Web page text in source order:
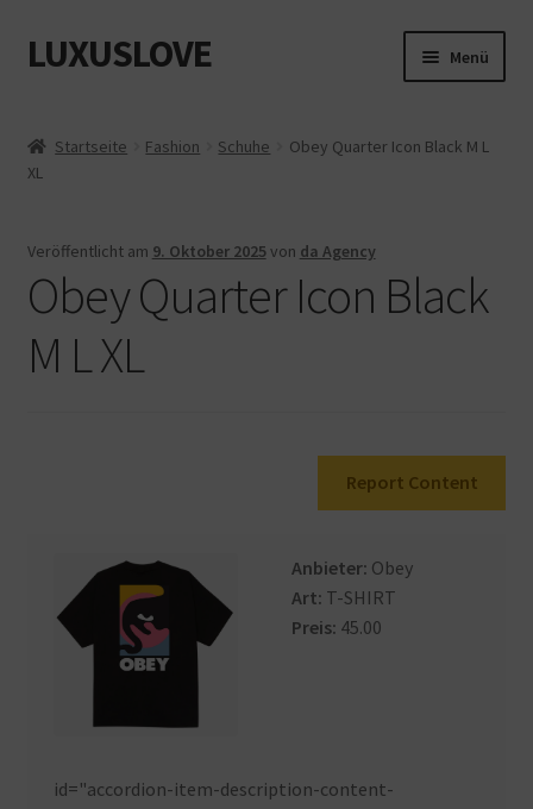
Zur
Navigation
Zum
Inhalt
LUXUSLOVE Menü
Cookie-Richtlinie (EU)
Datenschutz
Impressum
Kasse
Startseite Fashion Schuhe
Obey Quarter Icon Black M L
XL
Veröffentlicht am 9. Oktober 2025von da Agency
Obey Quarter Icon Black
M L XL
Report Content
Anbieter: Obey
Art: T-SHIRT
Preis: 45.00
id="accordion-item-description-content-